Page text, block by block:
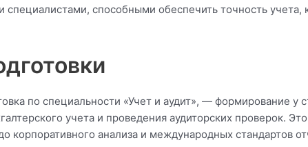
специалистами, способными обеспечить точность учета,
по специальности «Учет и аудит», — формирование у
учета и проведения аудиторских проверок.
корпоративного анализа и международных стандартов